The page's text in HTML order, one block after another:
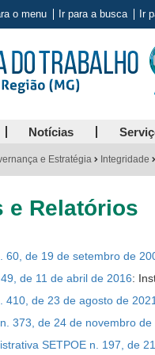
o menu Ir para a busca Ir
Notícias
e Estratégia Integridade
e Relatórios
60, de 19 de setembro de
de 11 de abril de 2016:
410, de 23 de agosto de
373, de 24 de novembro de
SETPOE n. 197, de